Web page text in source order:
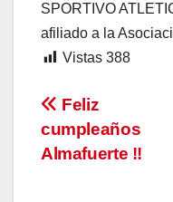
SPORTIVO
afiliado a la
Vistas 388
de
Feliz
cumpleaños
Almafuerte !!